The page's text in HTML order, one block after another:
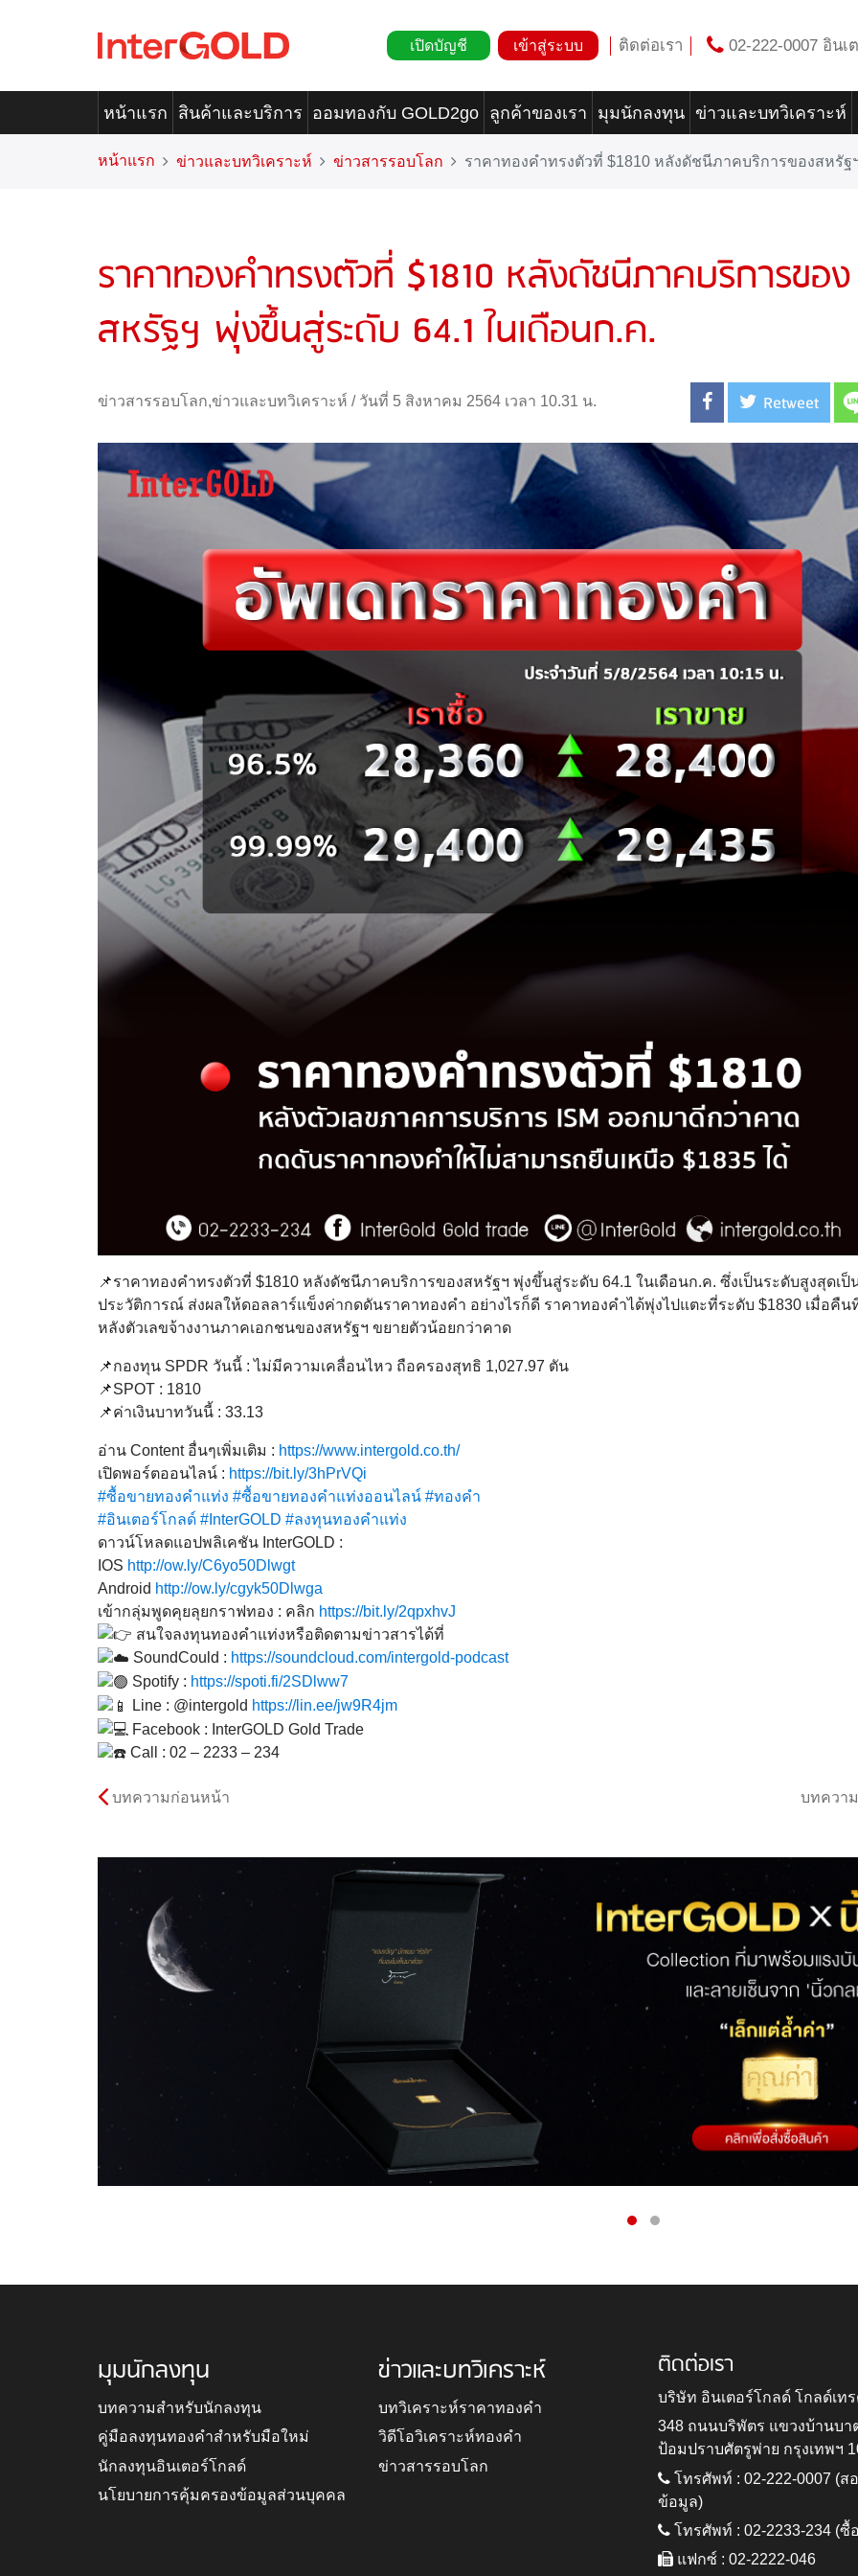
เปิดบัญชี เข้าสู่ระบบ ติดต่อเรา 02-222-0007 อินเ
หน้าแรก สินค้าและบริการ ออมทองกับ GOLD2go ลูกค้าของเรา มุมนักลงทุน ข่าวและบทวิเคราะห์
หน้าแรก ข่าวและบทวิเคราะห์ ข่าวสารรอบโลก ราคาทองคำทรงตัวที่ $1810 หลังดัชนีภาคบริการของสหรัฐ
ราคาทองคำทรงตัวที่ $1810 หลังดัชนีภาคบริการของ
สหรัฐฯ พุ่งขึ้นสู่ระดับ 64.1 ในเดือนก.ค.
ข่าวสารรอบโลก,ข่าวและบทวิเคราะห์ / วันที่ 5 สิงหาคม 2564 เวลา 10.31 น. Retweet
📌ราคาทองคำทรงตัวที่ $1810 หลังดัชนีภาคบริการของสหรัฐฯ พุ่งขึ้นสู่ระดับ 64.1 ในเดือนก.ค. ซึ่งเป็นระดับสูงสุดเป็
ประวัติการณ์ ส่งผลให้ดอลลาร์แข็งค่ากดดันราคาทองคำ อย่างไรก็ดี ราคาทองคำได้พุ่งไปแตะที่ระดับ $1830 เมื่อคืน
หลังตัวเลขจ้างงานภาคเอกชนของสหรัฐฯ ขยายตัวน้อยกว่าคาด
📌กองทุน SPDR วันนี้ : ไม่มีความเคลื่อนไหว ถือครองสุทธิ 1,027.97 ตัน
📌SPOT : 1810
📌ค่าเงินบาทวันนี้ : 33.13
อ่าน Content อื่นๆเพิ่มเติม : https://www.intergold.co.th/
เปิดพอร์ตออนไลน์ : https://bit.ly/3hPrVQi
#ซื้อขายทองคำแท่ง #ซื้อขายทองคำแท่งออนไลน์ #ทองคำ
#อินเตอร์โกลด์ #InterGOLD #ลงทุนทองคำแท่ง
ดาวน์โหลดแอปพลิเคชัน InterGOLD :
IOS http://ow.ly/C6yo50Dlwgt
Android http://ow.ly/cgyk50Dlwga
เข้ากลุ่มพูดคุยลุยกราฟทอง : คลิก https://bit.ly/2qpxhvJ
สนใจลงทุนทองคำแท่งหรือติดตามข่าวสารได้ที่
SoundCould : https://soundcloud.com/intergold-podcast
Spotify : https://spoti.fi/2SDlww7
Line : @intergold https://lin.ee/jw9R4jm
Facebook : InterGOLD Gold Trade
Call : 02 – 2233 – 234
บทความก่อนหน้า บทความ
มุมนักลงทุน
บทความสำหรับนักลงทุน
คู่มือลงทุนทองคำสำหรับมือใหม่
นักลงทุนอินเตอร์โกลด์
นโยบายการคุ้มครองข้อมูลส่วนบุคคล
ข่าวและบทวิเคราะห์
บทวิเคราะห์ราคาทองคำ
วิดีโอวิเคราะห์ทองคำ
ข่าวสารรอบโลก
ติดต่อเรา
บริษัท อินเตอร์โกลด์ โกลด์เท
348 ถนนบริพัตร แขวงบ้านบา
ป้อมปราบศัตรูพ่าย กรุงเทพฯ
โทรศัพท์ : 02-222-0007 (ส
ข้อมูล)
โทรศัพท์ : 02-2233-234 (ซื้
แฟกซ์ : 02-2222-046